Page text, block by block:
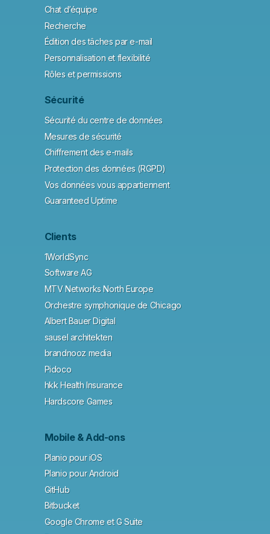
Chat d’équipe
Recherche
Édition des tâches par e-mail
Personnalisation et flexibilité
Rôles et permissions
Sécurité
Sécurité du centre de données
Mesures de sécurité
Chiffrement des e-mails
Protection des données (RGPD)
Vos données vous appartiennent
Guaranteed Uptime
Clients
1WorldSync
Software AG
MTV Networks North Europe
Orchestre symphonique de Chicago
Albert Bauer Digital
sausel architekten
brandnooz media
Pidoco
hkk Health Insurance
Hardscore Games
Mobile & Add-ons
Planio pour iOS
Planio pour Android
GitHub
Bitbucket
Google Chrome et G Suite